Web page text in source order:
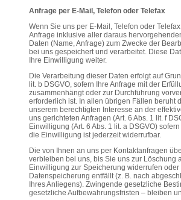
Anfrage per E-Mail, Telefon oder Telefax
Wenn Sie uns per E-Mail, Telefon oder
Anfrage inklusive aller daraus
Daten (Name, Anfrage) zum Zwecke der
bei uns gespeichert und verarbeitet. Diese
Ihre Einwilligung weiter.
Die Verarbeitung dieser Daten erfolgt auf
lit. b DSGVO, sofern Ihre Anfrage mit der
zusammenhängt oder zur Durchführung
erforderlich ist. In allen übrigen Fällen beruht
unserem berechtigten Interesse an der
uns gerichteten Anfragen (Art. 6 Abs. 1 lit. f
Einwilligung (Art. 6 Abs. 1 lit. a DSGVO)
die Einwilligung ist jederzeit widerrufbar.
Die von Ihnen an uns per Kontaktanfragen
verbleiben bei uns, bis Sie uns zur Löschung
Einwilligung zur Speicherung widerrufen oder
Datenspeicherung entfällt (z. B. nach
Ihres Anliegens). Zwingende gesetzliche
gesetzliche Aufbewahrungsfristen – bleiben